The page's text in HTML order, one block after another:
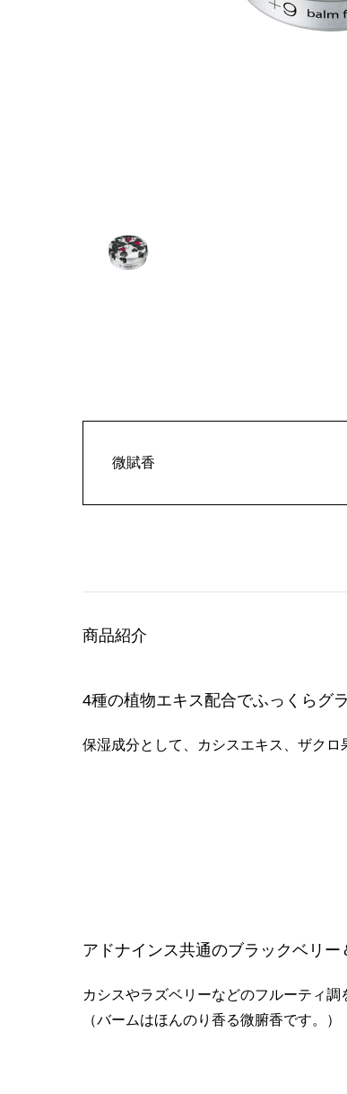
微賦香
商品紹介
4種の植物エキス配合でふっくらグ
保湿成分として、カシスエキス、ザクロ
アドナインス共通のブラックベリー
カシスやラズベリーなどのフルーティ
（バームはほんのり香る微腑香です。）